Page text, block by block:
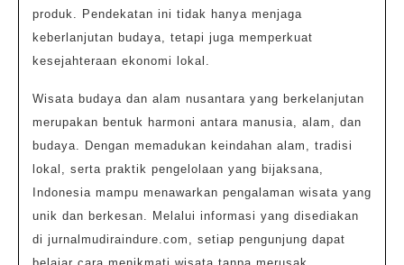
produk. Pendekatan ini tidak hanya menjaga
keberlanjutan budaya, tetapi juga memperkuat
kesejahteraan ekonomi lokal.
Wisata budaya dan alam nusantara yang berkelanjutan
merupakan bentuk harmoni antara manusia, alam, dan
budaya. Dengan memadukan keindahan alam, tradisi
lokal, serta praktik pengelolaan yang bijaksana,
Indonesia mampu menawarkan pengalaman wisata yang
unik dan berkesan. Melalui informasi yang disediakan
di jurnalmudiraindure.com, setiap pengunjung dapat